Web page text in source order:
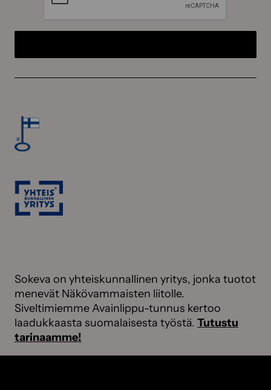
Sokeva on yhteiskunnallinen yritys, jonka tuotot
menevät Näkövammaisten liitolle.
Siveltimiemme Avainlippu-tunnus kertoo
laadukkaasta suomalaisesta työstä. Tutustu
tarinaamme!